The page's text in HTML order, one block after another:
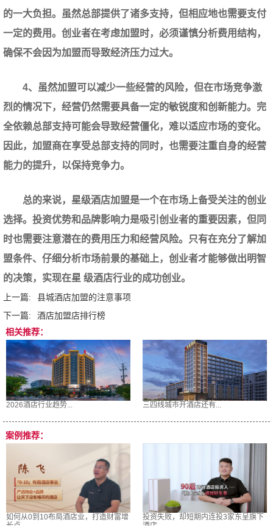
的一大负担。虽然总部提供了诸多支持，但相应地也需要支付
一定的费用。创业者在考虑加盟时，必须谨慎分析费用结构，
确保不会因为加盟而导致经济压力过大。
4、虽然加盟可以减少一些经营的风险，但在市场竞争激
烈的情况下，经营仍然需要具备一定的敏锐度和创新能力。完
全依赖总部支持可能会导致经营僵化，难以适应市场的变化。
因此，加盟商在享受总部支持的同时，也需要注重自身的经营
能力的提升，以保持竞争力。
总的来说，星级酒店加盟是一个在市场上备受关注的创业
选择。投资优势和品牌影响力是吸引创业者的重要因素，但同
时也需要注意潜在的费用压力和经营风险。只有在充分了解加
盟条件、仔细分析市场前景的基础上，创业者才能够做出明智
的决策，实现在星 级酒店行业的成功创业。
上一篇:
县城酒店加盟的注意事项
下一篇:
酒店加盟店排行榜
相关推荐：
2026酒店行业趋势... 三四线城市开酒店还有...
案例推荐：
如何从0到10布局酒店业，打造财富增
长点
投资失败，却短期内连投3家东呈旗下
酒店